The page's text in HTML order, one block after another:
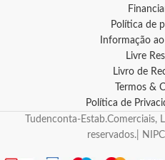
Política de
Informação
Livre
Livro de
Termos &
Política de
Tudenconta-
reservados.|